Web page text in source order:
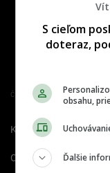
Člen združenia IAB Slovakia
Kontakt
O nás
S cieľom
doteraz,
obsahu,
Ďalšie